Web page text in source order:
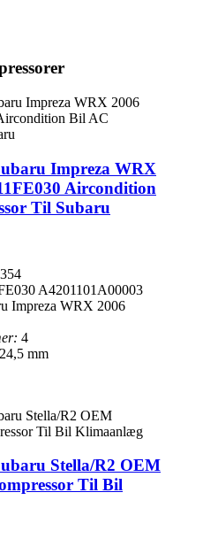
Impreza WRX
Aircondition
Til Subaru
A4201101A00003
Impreza WRX 2006
4
mm
Stella/R2 OEM
Til Bil